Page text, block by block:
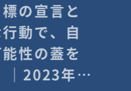
の宣言と
動で、自
性の蓋を
｜2023年度